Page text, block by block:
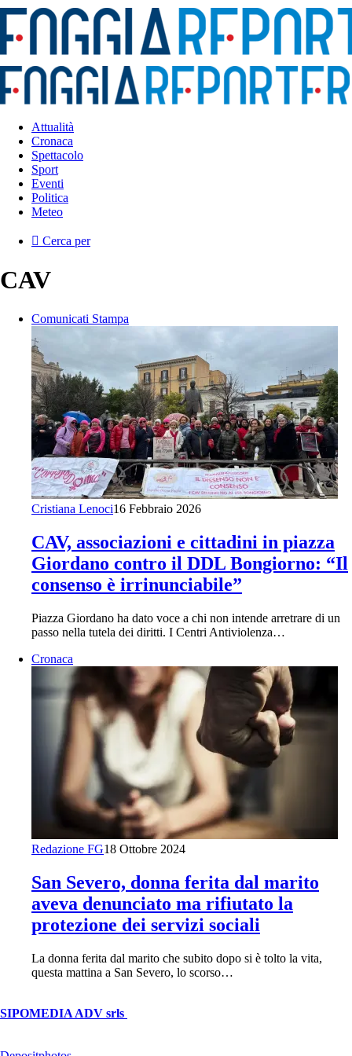
Attualità
Cronaca
Spettacolo
Sport
Eventi
Politica
Meteo
Cerca per
CAV
Comunicati Stampa
Cristiana Lenoci16 Febbraio 2026
CAV, associazioni e cittadini in piazza
Giordano contro il DDL Bongiorno: “Il
consenso è irrinunciabile”
Piazza Giordano ha dato voce a chi non intende arretrare di un
passo nella tutela dei diritti. I Centri Antiviolenza…
Cronaca
Redazione FG18 Ottobre 2024
San Severo, donna ferita dal marito
aveva denunciato ma rifiutato la
protezione dei servizi sociali
La donna ferita dal marito che subito dopo si è tolto la vita,
questa mattina a San Severo, lo scorso…
SIPOMEDIA ADV srls